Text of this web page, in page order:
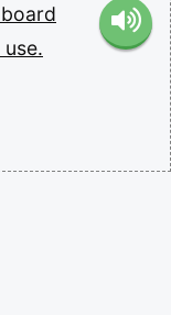
board
use.